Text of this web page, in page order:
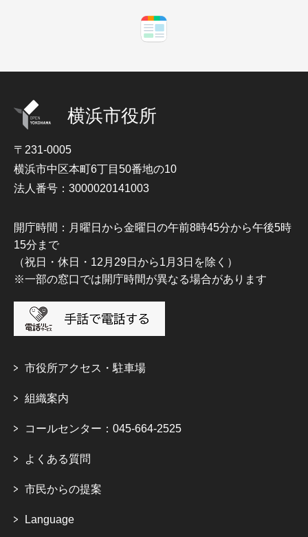
横浜市役所
〒231-0005
横浜市中区本町6丁目50番地の10
法人番号：3000020141003
開庁時間：月曜日から金曜日の午前8時45分から午後5時
15分まで
（祝日・休日・12月29日から1月3日を除く）
※一部の窓口では開庁時間が異なる場合があります
市役所アクセス・駐車場
組織案内
コールセンター：045-664-2525
よくある質問
市民からの提案
Language